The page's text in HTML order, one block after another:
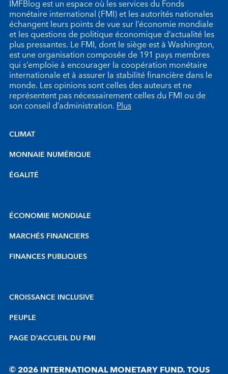
IMFBlog est un espace où les services du Fonds
monétaire international (FMI) et les autorités nationales
échangent leurs points de vue sur l’économie mondiale
et les questions de politique économique d’actualité les
plus pressantes. Le FMI, dont le siège est à Washington,
est une organisation composée de 191 pays membres
qui s’emploie à encourager la coopération monétaire
internationale et à assurer la stabilité financière dans le
monde. Les opinions sont celles des auteurs et ne
représentent pas nécessairement celles du FMI ou de
son conseil d’administration.Plus
CLIMAT
MONNAIE NUMÉRIQUE
ÉGALITÉ
ÉCONOMIE MONDIALE
MARCHÉS FINANCIERS
FINANCES PUBLIQUES
CROISSANCE INCLUSIVE
PEUPLE
PAGE D’ACCUEIL DU FMI
© 2026 INTERNATIONAL MONETARY FUND. TOUS